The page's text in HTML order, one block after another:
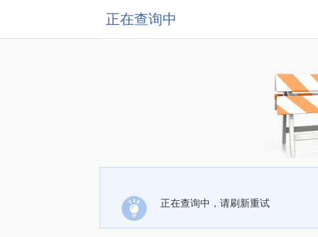
正在查询中
正在查询中，请刷新重试